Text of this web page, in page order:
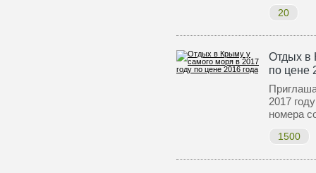
20
Отдых в
по цене
2017
номера
1500